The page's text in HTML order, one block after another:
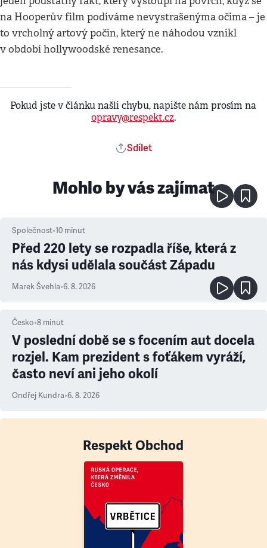
na Hooperův film podíváme nevystrašenýma očima – je
to vrcholný artový počin, který ne náhodou vznikl
v období hollywoodské renesance.
Pokud jste v článku našli chybu, napište nám prosím na
opravy@respekt.cz.
Sdílet
Mohlo by vás zajímat
Společnost•10 minut
Před 220 lety se rozpadla říše, která z
nás kdysi udělala součást Západu
Marek Švehla•6. 8. 2026
Česko•8 minut
V poslední době se s focením aut docela
rozjel. Kam prezident s foťákem vyráží,
často neví ani jeho okolí
Ondřej Kundra•6. 8. 2026
Respekt Obchod